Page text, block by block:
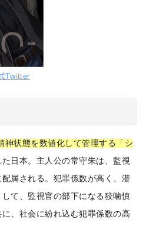
Twitter
神状態を数値化して管理する「シ
日本。主人公の常守朱は、監視
属される。犯罪係数が高く、潜
て、監視官の部下になる狡噛慎
、社会に紛れ込む犯罪係数の高